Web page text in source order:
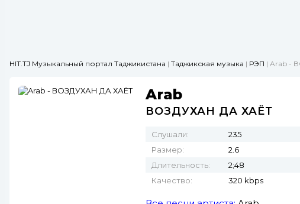
HIT.TJ Музыкальный портал Таджикистана | Таджикская музыка | РЭП | Arab -
Arab
ВОЗДУХАН ДА ХАЁТ
Слушали:
235
Размер:
2.6
Длительность:
2;48
Качество:
320 kbps